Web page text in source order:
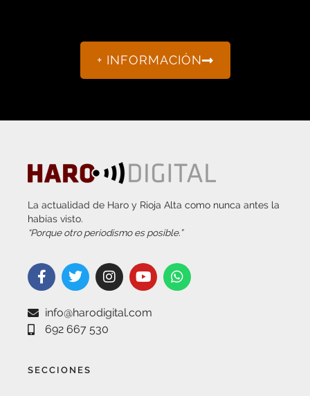
+ INFORMACIÓN
La actualidad de Haro y Rioja Alta como nunca antes la
habías visto.
“Porque otro periodismo es posible.”
info@harodigital.com
692 667 530
SECCIONES